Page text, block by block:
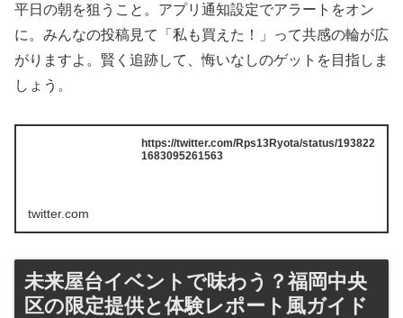
平日の朝を狙うこと。アプリ通知設定でアラートをオン
に。みんなの投稿見て「私も買えた！」って共感の輪が広
がりますよ。賢く追跡して、悔いなしのゲットを目指しま
しょう。
https://twitter.com/Rps13Ryota/status/193822
1683095261563
twitter.com
未来屋台イベントで味わう？福岡中央
区の限定提供と体験レポート風ガイド